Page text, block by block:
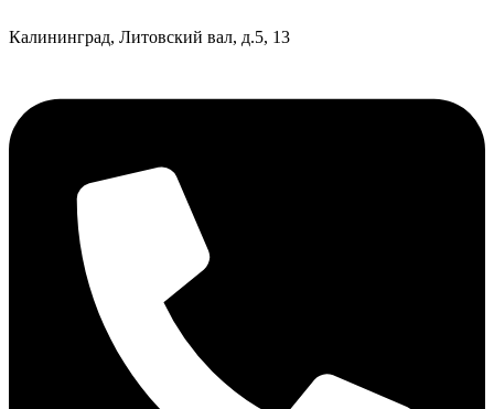
Калининград, Литовский вал, д.5, 13